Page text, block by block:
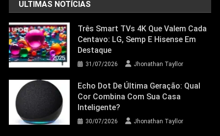
ULTIMAS NOTÍCIAS
Três Smart TVs 4K Que Valem Cada
Centavo: LG, Semp E Hisense Em
Destaque
31/07/2026 Jhonathan Tayllor
Echo Dot De Última Geração: Qual
Cor Combina Com Sua Casa
Inteligente?
30/07/2026 Jhonathan Tayllor